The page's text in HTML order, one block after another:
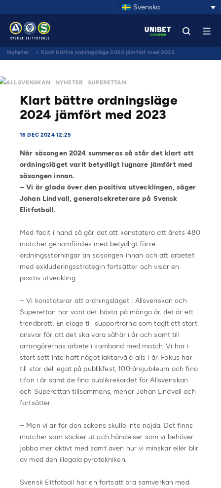
Svenska
Nyheter > Klart bättre ordningsläge 2024 jämfört med 2023
ALLSVENSKAN NYHETER SUPERETTAN
Klart bättre ordningsläge
2024 jämfört med 2023
16 DEC 2024 12:25
När säsongen 2024 summeras så står det klart att
ordningsläget varit betydligt lugnare jämfört med
säsongen innan.
– Vi är glada över den positiva utvecklingen, säger
Johan Lindvall, generalsekreterare på Svensk
Elitfotboll.
Med facit i hand så går det att konstatera att årets 480
matcher genomfördes med betydligt färre
ordningsstörningar än säsongen innan och att arbetet
med exkluderingsstrategin fortsätter och visar en
positiv utveckling.
– Vi konstaterar att ordningsläget i Allsvenskan och
Superettan har varit det bästa på många år, det är ett
trendbrott. En eloge till supportrarna som tagit ett stort
ansvar för att det ska vara såhär i år och samt till
arrangörernas arbete i samband med match. Vi har i
stort sett inte haft något läktarvåld alls i år. Fokus har
till stor del legat på publikfest, 100-årsjubileum och fina
tifon i år samt de fina publikrekordet för Allsvenskan
och Superettan tillsammans, menar Johan Lindvall och
fortsätter.
– Men vi är för den sakens skulle inte nöjda. Det finns
matcher som sticker ut och händelser som vi behöver
jobba mer aktivt med samt även hur vi minskar eller blir
av med den illegala pyrotekniken.
Svensk Elitfotboll har en fortsatt bra samverkan med